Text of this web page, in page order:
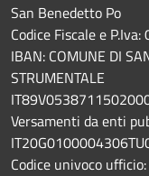
San Benedetto Po
Codice Fiscale e
IBAN: COMUNE DI
STRUMENTALE
Versamenti da enti
Codice univoco